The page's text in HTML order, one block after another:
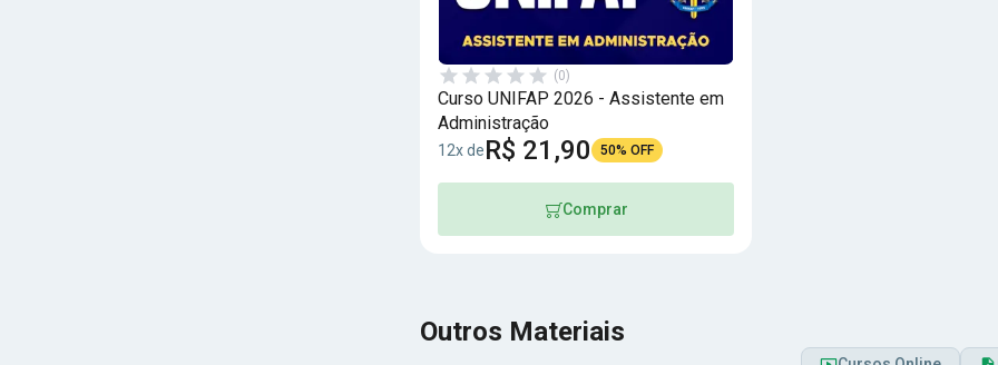
(0)
Curso UNIFAP 2026 - Assistente em
Administração
12x deR$ 21,90 50% OFF
Comprar
Outros Materiais